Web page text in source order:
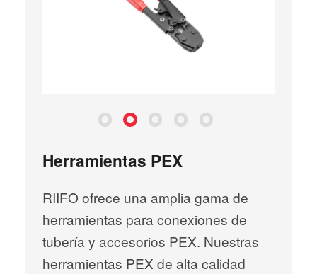
Herramientas PEX
RIIFO ofrece una amplia gama de
herramientas para conexiones de
tubería y accesorios PEX. Nuestras
herramientas PEX de alta calidad
PEX U-Clip
Pinza
Anillo de presión
Cortatubos PEX